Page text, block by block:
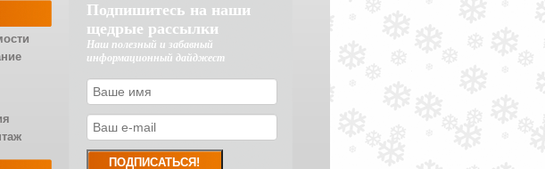
Подпишитесь на наши
щедрые рассылки
Наш полезный и забавный
информационный дайджест